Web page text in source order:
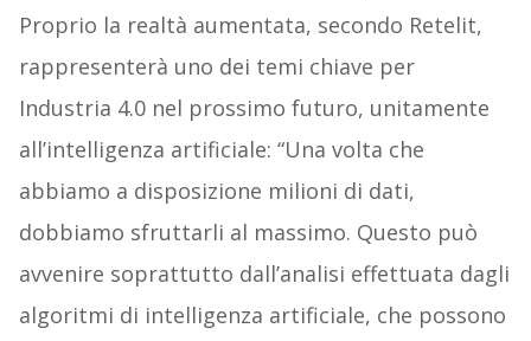
Proprio la realtà aumentata, secondo Retelit,
rappresenterà uno dei temi chiave per
Industria 4.0 nel prossimo futuro, unitamente
all’intelligenza artificiale: “Una volta che
abbiamo a disposizione milioni di dati,
dobbiamo sfruttarli al massimo. Questo può
avvenire soprattutto dall’analisi effettuata dagli
algoritmi di intelligenza artificiale, che possono